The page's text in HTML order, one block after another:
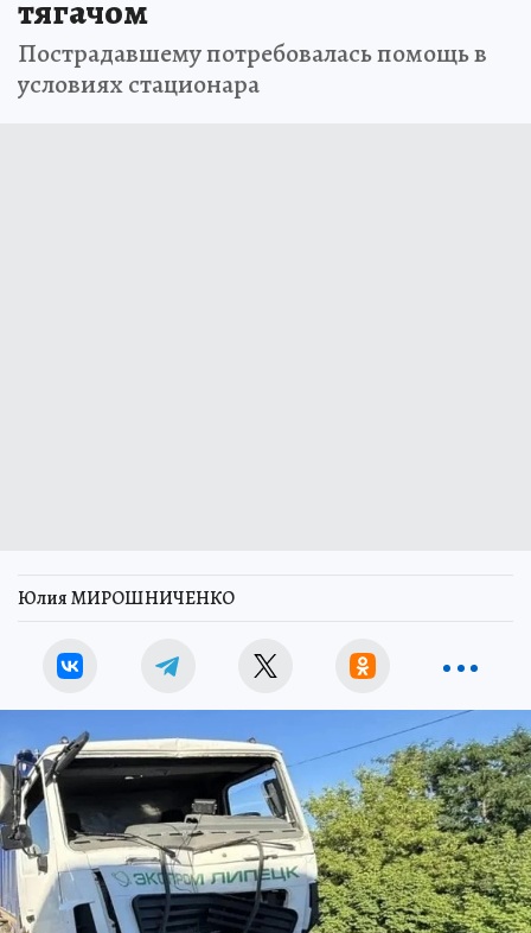
тягачом
Пострадавшему потребовалась помощь в
условиях стационара
Юлия МИРОШНИЧЕНКО